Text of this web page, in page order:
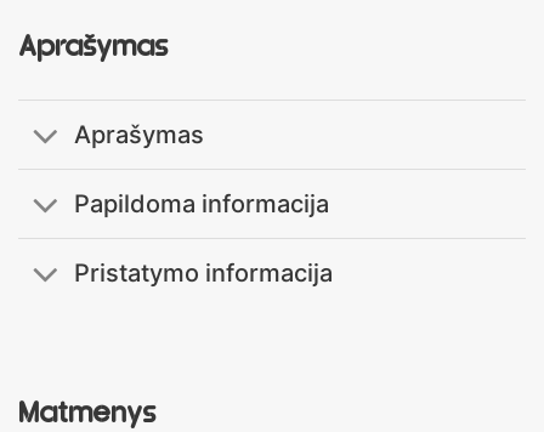
Matmenys
Aprašymas
Aprašymas
Papildoma informacija
Pristatymo informacija